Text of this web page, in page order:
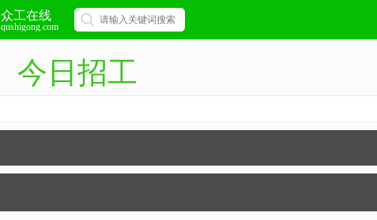
众工在线
qushigong.com
今日招工